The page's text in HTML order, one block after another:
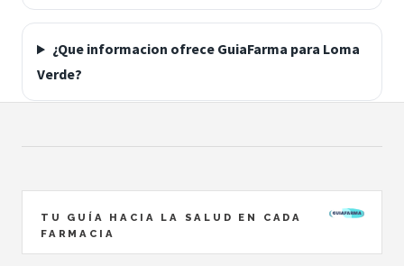
¿Que informacion ofrece GuiaFarma para Loma
Verde?
TU GUÍA HACIA LA SALUD EN CADA
FARMACIA